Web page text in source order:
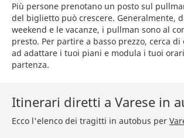
Più persone prenotano un posto sul
del biglietto può crescere. Generalmente,
weekend e le vacanze, i pullman sono al
presto. Per partire a basso prezzo, cerca di
ad adattare i tuoi piani e modula i tuoi
partenza.
Itinerari diretti a Varese in
Ecco l'elenco dei tragitti in autobus per